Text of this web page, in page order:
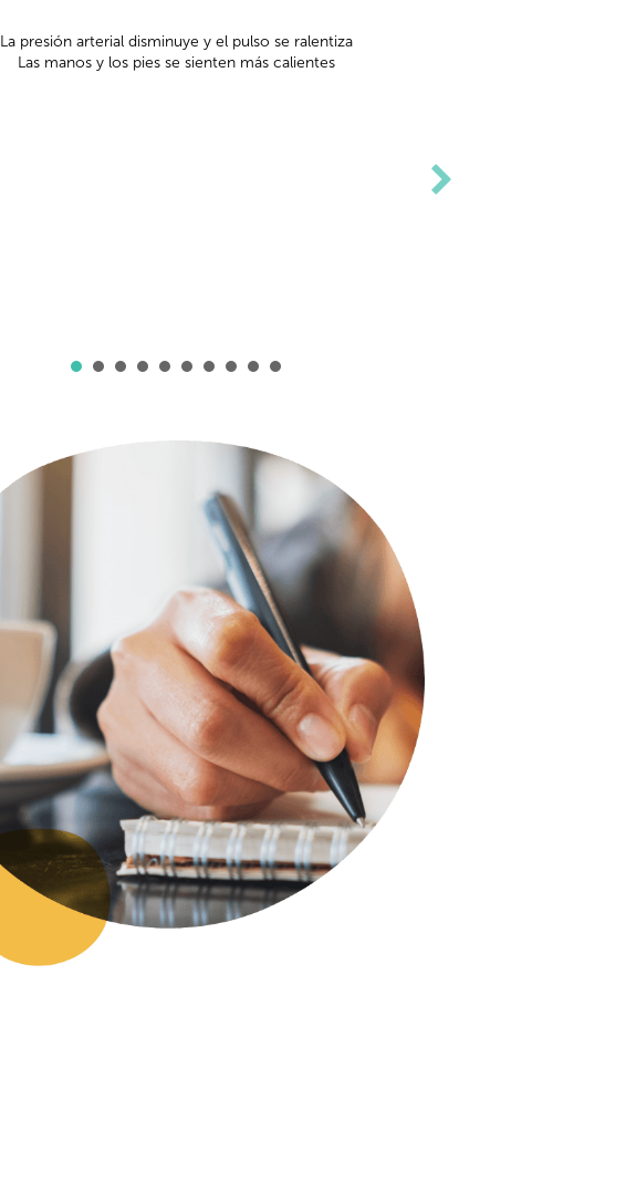
La presión arterial disminuye y el pulso se ralentiza
Las manos y los pies se sienten más calientes